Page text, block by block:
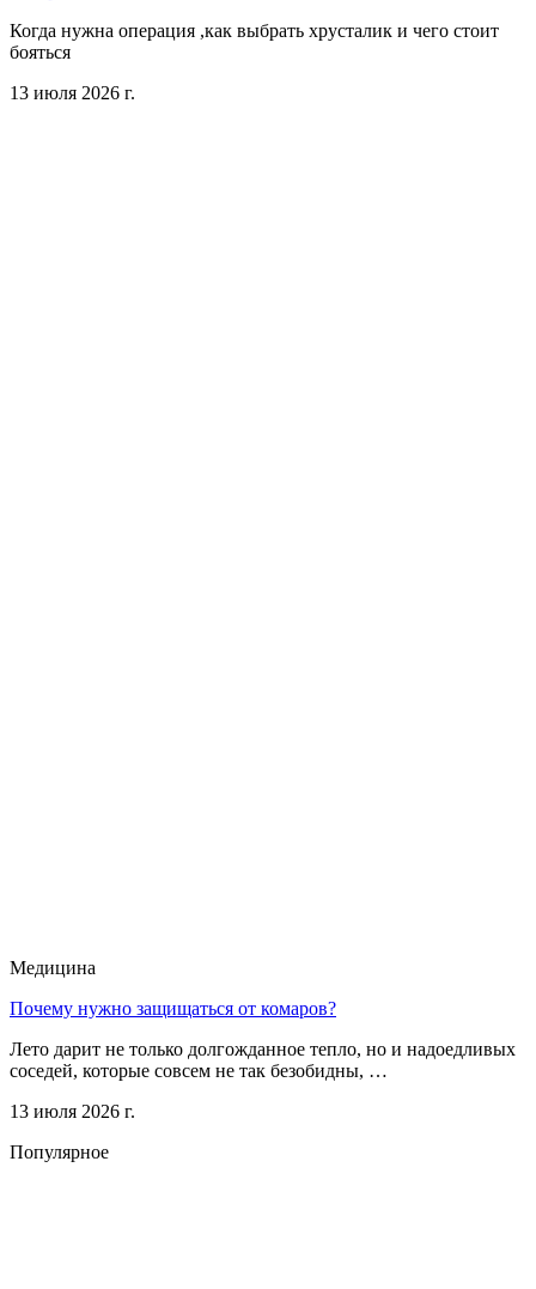
Когда нужна операция ,как выбрать хрусталик и чего стоит
бояться
13 июля 2026 г.
Медицина
Почему нужно защищаться от комаров?
Лето дарит не только долгожданное тепло, но и надоедливых
соседей, которые совсем не так безобидны, …
13 июля 2026 г.
Популярное